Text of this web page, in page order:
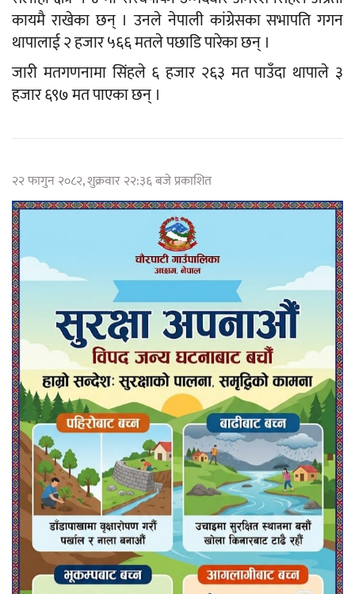
कायमै राखेका छन् । उनले नेपाली कांग्रेसका सभापति गगन
थापालाई २ हजार ५६६ मतले पछाडि पारेका छन् ।
जारी मतगणनामा सिंहले ६ हजार २६३ मत पाउँदा थापाले ३
हजार ६९७ मत पाएका छन् ।
२२ फागुन २०८२, शुक्रवार २२:३६ बजे प्रकाशित